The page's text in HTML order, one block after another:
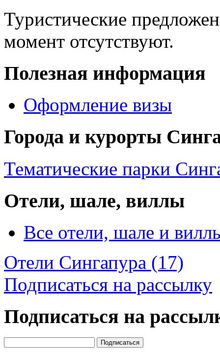
Туристические
момент отсутствуют.
Полезная информация
Оформление визы
Города и курорты
Тематические парки
Отели, шале, виллы
Все отели, шале и
Отели Сингапура (17)
Подписаться на рассылку
Подписаться на